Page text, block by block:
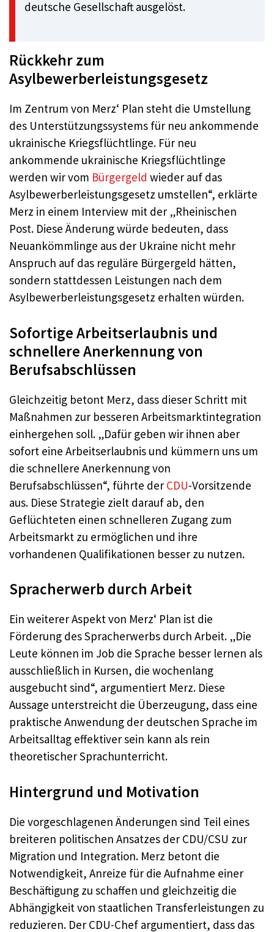
deutsche Gesellschaft ausgelöst.
Rückkehr zum
Asylbewerberleistungsgesetz
Im Zentrum von Merz‘ Plan steht die Umstellung
des Unterstützungssystems für neu ankommende
ukrainische Kriegsflüchtlinge. Für neu
ankommende ukrainische Kriegsflüchtlinge
werden wir vom Bürgergeld wieder auf das
Asylbewerberleistungsgesetz umstellen“, erklärte
Merz in einem Interview mit der „Rheinischen
Post. Diese Änderung würde bedeuten, dass
Neuankömmlinge aus der Ukraine nicht mehr
Anspruch auf das reguläre Bürgergeld hätten,
sondern stattdessen Leistungen nach dem
Asylbewerberleistungsgesetz erhalten würden.
Sofortige Arbeitserlaubnis und
schnellere Anerkennung von
Berufsabschlüssen
Gleichzeitig betont Merz, dass dieser Schritt mit
Maßnahmen zur besseren Arbeitsmarktintegration
einhergehen soll. „Dafür geben wir ihnen aber
sofort eine Arbeitserlaubnis und kümmern uns um
die schnellere Anerkennung von
Berufsabschlüssen“, führte der CDU-Vorsitzende
aus. Diese Strategie zielt darauf ab, den
Geflüchteten einen schnelleren Zugang zum
Arbeitsmarkt zu ermöglichen und ihre
vorhandenen Qualifikationen besser zu nutzen.
Spracherwerb durch Arbeit
Ein weiterer Aspekt von Merz‘ Plan ist die
Förderung des Spracherwerbs durch Arbeit. „Die
Leute können im Job die Sprache besser lernen als
ausschließlich in Kursen, die wochenlang
ausgebucht sind“, argumentiert Merz. Diese
Aussage unterstreicht die Überzeugung, dass eine
praktische Anwendung der deutschen Sprache im
Arbeitsalltag effektiver sein kann als rein
theoretischer Sprachunterricht.
Hintergrund und Motivation
Die vorgeschlagenen Änderungen sind Teil eines
breiteren politischen Ansatzes der CDU/CSU zur
Migration und Integration. Merz betont die
Notwendigkeit, Anreize für die Aufnahme einer
Beschäftigung zu schaffen und gleichzeitig die
Abhängigkeit von staatlichen Transferleistungen zu
reduzieren. Der CDU-Chef argumentiert, dass das